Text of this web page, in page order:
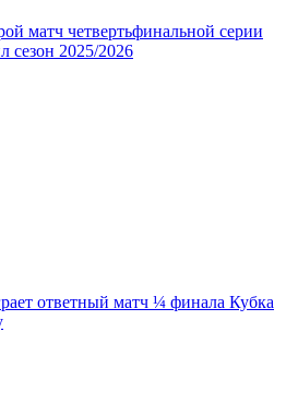
матч четвертьфинальной серии
сезон 2025/2026
ответный матч ¼ финала Кубка